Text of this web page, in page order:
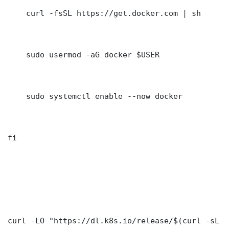
    curl -fsSL https://get.docker.com | sh
    sudo usermod -aG docker $USER
    sudo systemctl enable --now docker
fi
curl -LO "https://dl.k8s.io/release/$(curl -sL